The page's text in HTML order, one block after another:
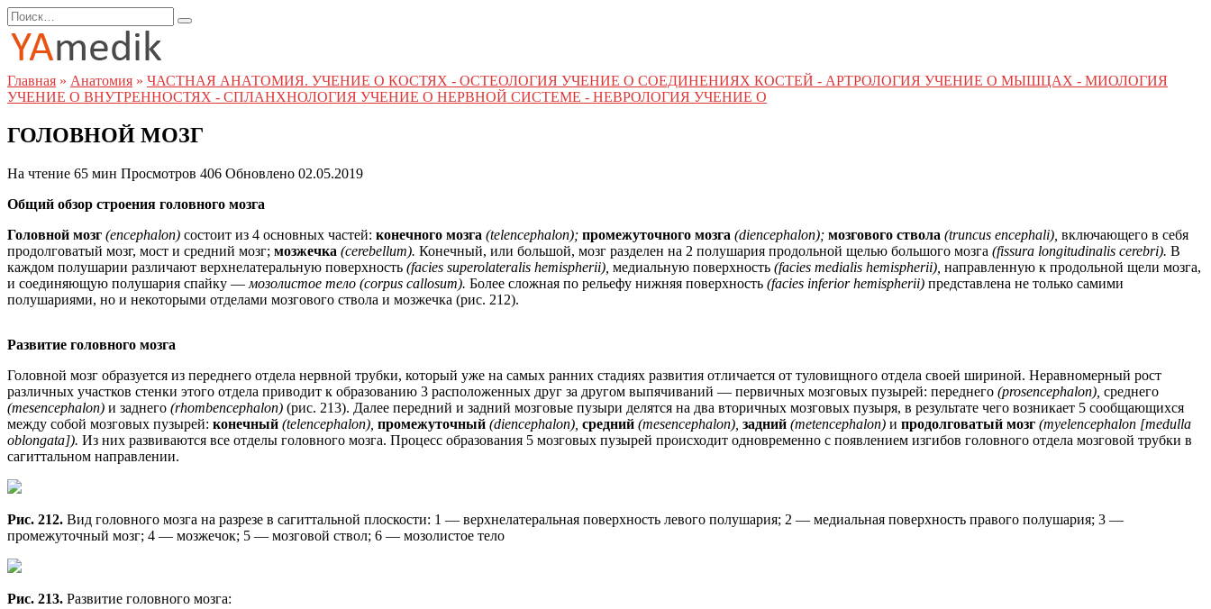
Перейти
к
содержанию
Search
for:
Главная » Анатомия » ЧАСТНАЯ АНАТОМИЯ. УЧЕНИЕ О КОСТЯХ - ОСТЕОЛОГИЯ УЧЕНИЕ О СОЕДИНЕНИЯХ КОСТЕЙ - АРТРОЛОГИЯ УЧЕНИЕ О МЫШЦАХ - МИОЛОГИЯ
УЧЕНИЕ О ВНУТРЕННОСТЯХ - СПЛАНХНОЛОГИЯ УЧЕНИЕ О НЕРВНОЙ СИСТЕМЕ - НЕВРОЛОГИЯ УЧЕНИЕ О
ГОЛОВНОЙ МОЗГ
На чтение 65 мин Просмотров 406 Обновлено 02.05.2019
Общий обзор строения головного мозга
Головной мозг (encephalon) состоит из 4 основных частей: конечного мозга (telencephalon); промежуточного мозга (diencephalon); мозгового ствола (truncus encephali), включающего в себя
продолговатый мозг, мост и средний мозг; мозжечка (cerebellum). Конечный, или большой, мозг разделен на 2 полушария продольной щелью большого мозга (fissura longitudinalis cerebri). В
каждом полушарии различают верхнелатеральную поверхность (facies superolateralis hemispherii), медиальную поверхность (facies medialis hemispherii), направленную к продольной щели мозга,
и соединяющую полушария спайку — мозолистое тело (corpus callosum). Более сложная по рельефу нижняя поверхность (facies inferior hemispherii) представлена не только самими
полушариями, но и некоторыми отделами мозгового ствола и мозжечка (рис. 212).
Развитие головного мозга
Головной мозг образуется из переднего отдела нервной трубки, который уже на самых ранних стадиях развития отличается от туловищного отдела своей шириной. Неравномерный рост
различных участков стенки этого отдела приводит к образованию 3 расположенных друг за другом выпячиваний — первичных мозговых пузырей: переднего (prosencephalon), среднего
(mesencephalon) и заднего (rhombencephalon) (рис. 213). Далее передний и задний мозговые пузыри делятся на два вторичных мозговых пузыря, в результате чего возникает 5 сообщающихся
между собой мозговых пузырей: конечный (telencephalon), промежуточный (diencephalon), средний (mesencephalon), задний (metencephalon) и продолговатый мозг (myelencephalon [medulla
oblongata]). Из них развиваются все отделы головного мозга. Процесс образования 5 мозговых пузырей происходит одновременно с появлением изгибов головного отдела мозговой трубки в
сагиттальном направлении.
Рис. 212. Вид головного мозга на разрезе в сагиттальной плоскости: 1 — верхнелатеральная поверхность левого полушария; 2 — медиальная поверхность правого полушария; 3 —
промежуточный мозг; 4 — мозжечок; 5 — мозговой ствол; 6 — мозолистое тело
Рис. 213. Развитие головного мозга: